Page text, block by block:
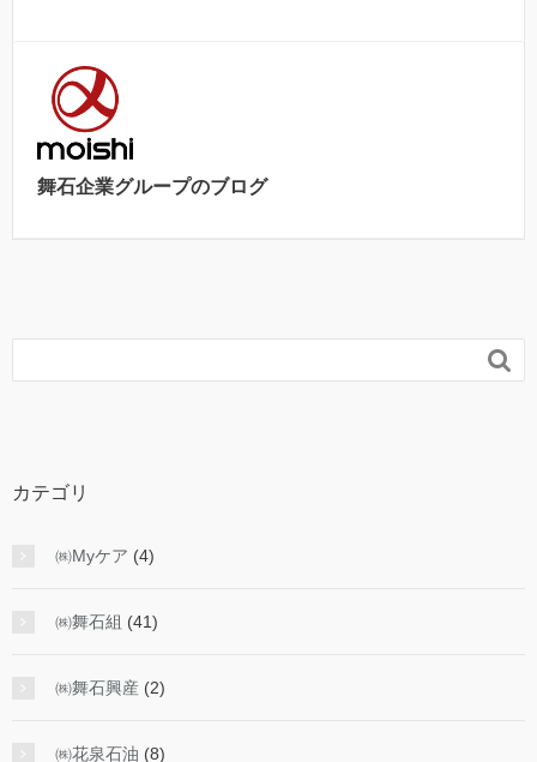
舞石企業グループのブログ

カテゴリ
㈱Myケア (4)
㈱舞石組 (41)
㈱舞石興産 (2)
㈱花泉石油 (8)